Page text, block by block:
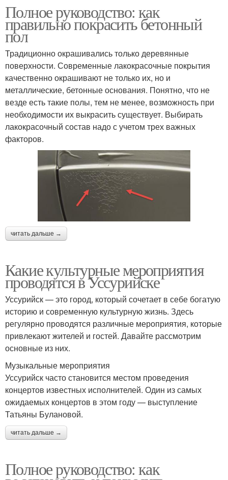
Полное руководство: как
правильно покрасить бетонный
пол
Традиционно окрашивались только деревянные
поверхности. Современные лакокрасочные покрытия
качественно окрашивают не только их, но и
металлические, бетонные основания. Понятно, что не
везде есть такие полы, тем не менее, возможность при
необходимости их выкрасить существует. Выбирать
лакокрасочный состав надо с учетом трех важных
факторов.
читать дальше →
Какие культурные мероприятия
проводятся в Уссурийске
Уссурийск — это город, который сочетает в себе богатую
историю и современную культурную жизнь. Здесь
регулярно проводятся различные мероприятия, которые
привлекают жителей и гостей. Давайте рассмотрим
основные из них.
Музыкальные мероприятия
Уссурийск часто становится местом проведения
концертов известных исполнителей. Один из самых
ожидаемых концертов в этом году — выступление
Татьяны Булановой.
читать дальше →
Полное руководство: как